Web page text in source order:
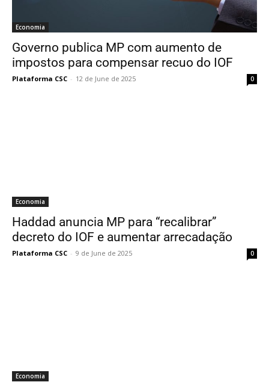
Economia
Governo publica MP com aumento de
impostos para compensar recuo do IOF
Plataforma CSC - 12 de June de 2025 0
Economia
Haddad anuncia MP para “recalibrar”
decreto do IOF e aumentar arrecadação
Plataforma CSC - 9 de June de 2025 0
Economia